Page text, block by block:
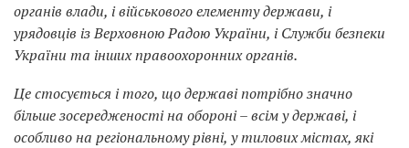
органів влади, і військового елементу держави, і
урядовців із Верховною Радою України, і Служби безпеки
України та інших правоохоронних органів.
Це стосується і того, що державі потрібно значно
більше зосередженості на обороні – всім у державі, і
особливо на регіональному рівні, у тилових містах, які